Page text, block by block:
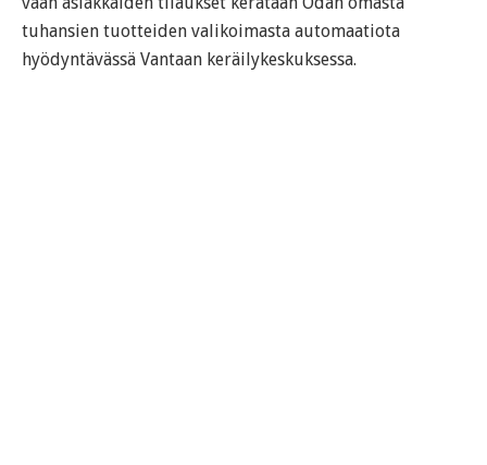
tuhansien tuotteiden valikoimasta automaatiota
hyödyntävässä Vantaan keräilykeskuksessa.